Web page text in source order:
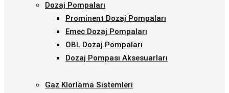
Dozaj Pompaları
Prominent Dozaj Pompaları
Emec Dozaj Pompaları
OBL Dozaj Pompaları
Dozaj Pompası Aksesuarları
Gaz Klorlama Sistemleri